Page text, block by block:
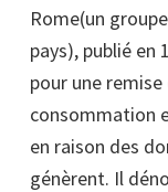
Rome(un
pays), publié en
pour une
consommation
en raison des
génèrent. Il